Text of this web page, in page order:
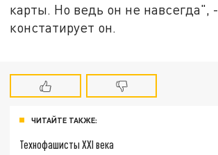
карты. Но ведь он не навсегда", -
констатирует он.
ЧИТАЙТЕ ТАКЖЕ:
Технофашисты XXI века